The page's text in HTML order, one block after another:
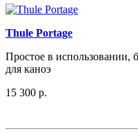
Thule Portage
Простое в использовании,
для каноэ
15 300 р.